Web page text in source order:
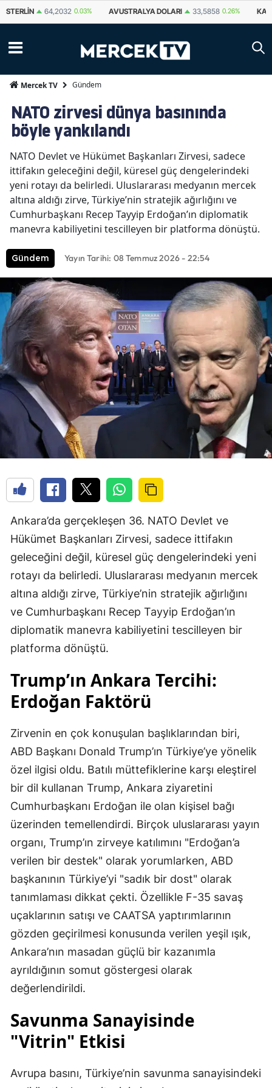
STERLIN 64,2032 0.03% AVUSTRALYA DOLARI 33,5858 0.26%
Mercek TV Gündem
NATO zirvesi dünya basınında
böyle yankılandı
NATO Devlet ve Hükümet Başkanları Zirvesi, sadece
ittifakın geleceğini değil, küresel güç dengelerindeki
yeni rotayı da belirledi. Uluslararası medyanın mercek
altına aldığı zirve, Türkiye’nin stratejik ağırlığını ve
Cumhurbaşkanı Recep Tayyip Erdoğan’ın diplomatik
manevra kabiliyetini tescilleyen bir platforma dönüştü.
Gündem Yayın Tarihi: 08 Temmuz 2026 - 22:54
Ankara’da gerçekleşen 36. NATO Devlet ve
Hükümet Başkanları Zirvesi, sadece ittifakın
geleceğini değil, küresel güç dengelerindeki yeni
rotayı da belirledi. Uluslararası medyanın mercek
altına aldığı zirve, Türkiye’nin stratejik ağırlığını
ve Cumhurbaşkanı Recep Tayyip Erdoğan’ın
diplomatik manevra kabiliyetini tescilleyen bir
platforma dönüştü.
Trump’ın Ankara Tercihi:
Erdoğan Faktörü
Zirvenin en çok konuşulan başlıklarından biri,
ABD Başkanı Donald Trump’ın Türkiye’ye yönelik
özel ilgisi oldu. Batılı müttefiklerine karşı eleştirel
bir dil kullanan Trump, Ankara ziyaretini
Cumhurbaşkanı Erdoğan ile olan kişisel bağı
üzerinden temellendirdi. Birçok uluslararası yayın
organı, Trump’ın zirveye katılımını "Erdoğan’a
verilen bir destek" olarak yorumlarken, ABD
başkanının Türkiye’yi "sadık bir dost" olarak
tanımlaması dikkat çekti. Özellikle F-35 savaş
uçaklarının satışı ve CAATSA yaptırımlarının
gözden geçirilmesi konusunda verilen yeşil ışık,
Ankara’nın masadan güçlü bir kazanımla
ayrıldığının somut göstergesi olarak
değerlendirildi.
Savunma Sanayisinde
"Vitrin" Etkisi
Avrupa basını, Türkiye’nin savunma sanayisindeki